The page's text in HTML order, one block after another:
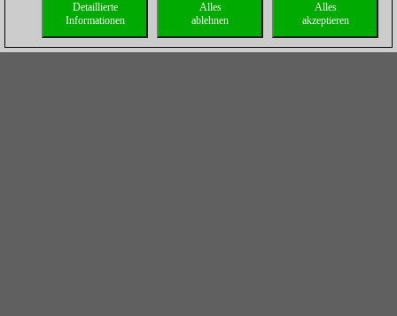
Alles
akzeptieren
Alles
ablehnen
Detaillierte
Informationen